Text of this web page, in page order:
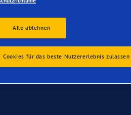
Alle Reifen
Alle ablehnen
Cookies für das beste Nutzererlebnis zulassen